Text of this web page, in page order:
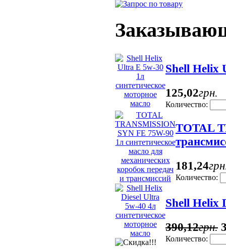
Shell Helix
125,02грн.
Количество:
TOTAL
181,24
Количество:
Shell Helix
390,12грн.
Количество: